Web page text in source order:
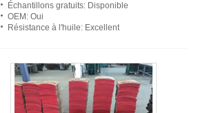
Échantillons gratuits: Disponible
OEM : Oui
Résistance à l'huile: Excellent